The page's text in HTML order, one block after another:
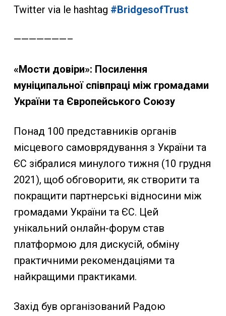
Twitter via le hashtag #BridgesofTrust
———————–
«Мости довіри»: Посилення
муніципальної співпраці між громадами
України та Європейського Союзу
Понад 100 представників органів
місцевого самоврядування з України та
ЄС зібралися минулого тижня (10 грудня
2021), щоб обговорити, як створити та
покращити партнерські відносини між
громадами України та ЄС. Цей
унікальний онлайн-форум cтав
платформою для дискусій, обміну
практичними рекомендаціями та
найкращими практиками.
Захід був організований Радою